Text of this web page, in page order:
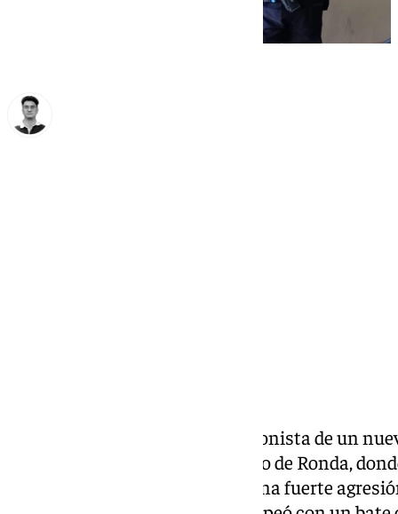
La violencia vuelve a ser protagonista de un
caso ha ocurrido en el municipio de Ronda,
detenido al presunto autor de una fuerte